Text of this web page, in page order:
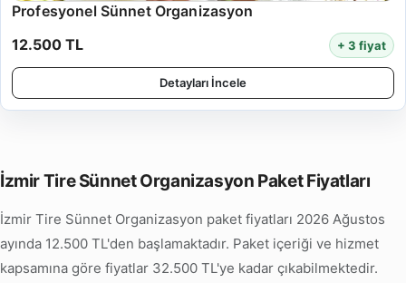
Profesyonel Sünnet Organizasyon
12.500 TL
+ 3 fiyat
Detayları İncele
İzmir Tire Sünnet Organizasyon Paket Fiyatları
İzmir Tire Sünnet Organizasyon paket fiyatları 2026 Ağustos
ayında 12.500 TL'den başlamaktadır. Paket içeriği ve hizmet
kapsamına göre fiyatlar 32.500 TL'ye kadar çıkabilmektedir.